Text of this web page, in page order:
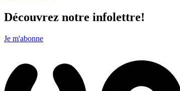
Découvrez notre infolettre!
Je m'abonne